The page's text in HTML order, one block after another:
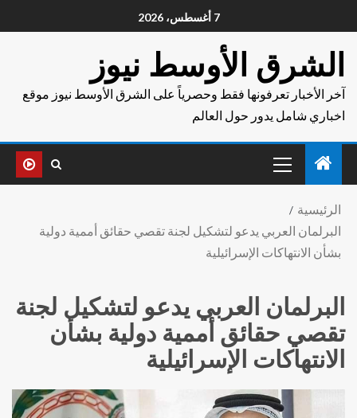
7 أغسطس، 2026
الشرق الأوسط نيوز
آخر الأخبار تعرفونها فقط وحصرياً على الشرق الأوسط نيوز موقع
اخباري شامل يدور حول العالم
الرئيسية
البرلمان العربي يدعو لتشكيل لجنة تقصي حقائق أممية دولية
بشأن الانتهاكات الإسرائيلية
البرلمان العربي يدعو لتشكيل لجنة
تقصي حقائق أممية دولية بشأن
الانتهاكات الإسرائيلية